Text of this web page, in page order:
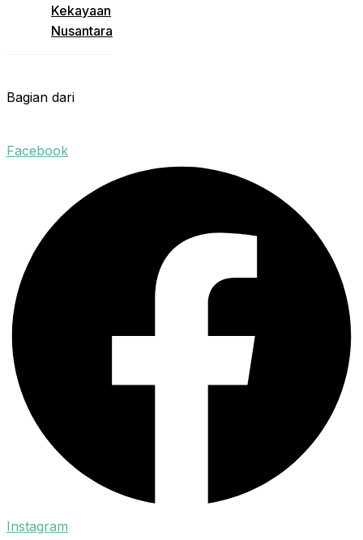
Kekayaan
Nusantara
Bagian dari
Facebook
Instagram